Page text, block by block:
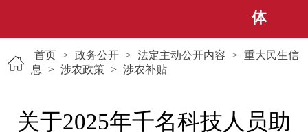
体
首页 > 政务公开 > 法定主动公开内容 > 重大民生信
息
> 涉农政策 > 涉农补贴
关于2025年千名科技人员助